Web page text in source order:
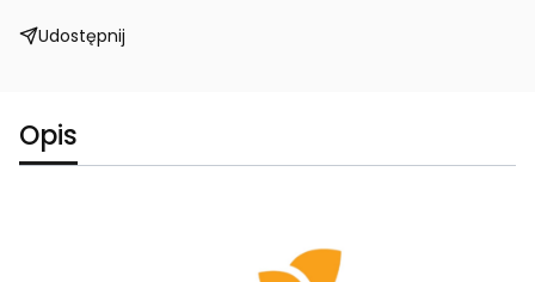
Udostępnij
Opis